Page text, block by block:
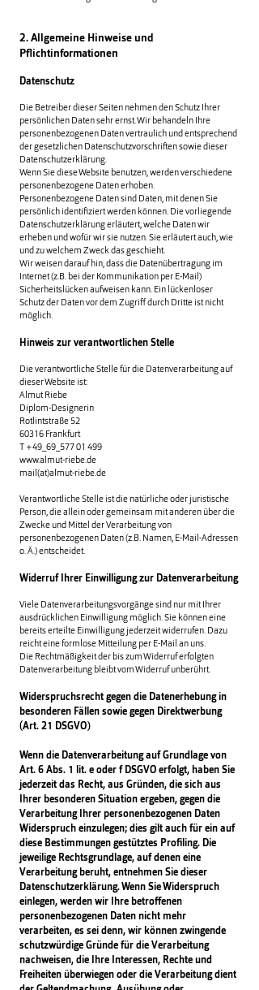
2. Allgemeine Hinweise und
Pflichtinformationen
Datenschutz
Die Betreiber dieser Seiten nehmen den Schutz Ihrer
persönlichen Daten sehr ernst. Wir behandeln Ihre
personenbezogenen Daten vertraulich und entsprechend
der gesetzlichen Datenschutzvorschriften sowie dieser
Datenschutzerklärung.
Wenn Sie diese Website benutzen, werden verschiedene
personenbezogene Daten erhoben.
Personenbezogene Daten sind Daten, mit denen Sie
persönlich identifiziert werden können. Die vorliegende
Datenschutzerklärung erläutert, welche Daten wir
erheben und wofür wir sie nutzen. Sie erläutert auch, wie
und zu welchem Zweck das geschieht.
Wir weisen darauf hin, dass die Datenübertragung im
Internet (z.B. bei der Kommunikation per E-Mail)
Sicherheitslücken aufweisen kann. Ein lückenloser
Schutz der Daten vor dem Zugriff durch Dritte ist nicht
möglich.
Hinweis zur verantwortlichen Stelle
Die verantwortliche Stelle für die Datenverarbeitung auf
dieser Website ist:
Almut Riebe
Diplom-Designerin
Rotlintstraße 52
60316 Frankfurt
T +49_69_577 01 499
www.almut-riebe.de
mail(at)almut-riebe.de
Verantwortliche Stelle ist die natürliche oder juristische
Person, die allein oder gemeinsam mit anderen über die
Zwecke und Mittel der Verarbeitung von
personenbezogenen Daten (z.B. Namen, E-Mail-Adressen
o. Ä.) entscheidet.
Widerruf Ihrer Einwilligung zur Datenverarbeitung
Viele Datenverarbeitungsvorgänge sind nur mit Ihrer
ausdrücklichen Einwilligung möglich. Sie können eine
bereits erteilte Einwilligung jederzeit widerrufen. Dazu
reicht eine formlose Mitteilung per E-Mail an uns.
Die Rechtmäßigkeit der bis zum Widerruf erfolgten
Datenverarbeitung bleibt vom Widerruf unberührt.
Widerspruchsrecht gegen die Datenerhebung in
besonderen Fällen sowie gegen Direktwerbung
(Art. 21 DSGVO)
Wenn die Datenverarbeitung auf Grundlage von
Art. 6 Abs. 1 lit. e oder f DSGVO erfolgt, haben Sie
jederzeit das Recht, aus Gründen, die sich aus
Ihrer besonderen Situation ergeben, gegen die
Verarbeitung Ihrer personenbezogenen Daten
Widerspruch einzulegen; dies gilt auch für ein auf
diese Bestimmungen gestütztes Profiling. Die
jeweilige Rechtsgrundlage, auf denen eine
Verarbeitung beruht, entnehmen Sie dieser
Datenschutzerklärung. Wenn Sie Widerspruch
einlegen, werden wir Ihre betroffenen
personenbezogenen Daten nicht mehr
verarbeiten, es sei denn, wir können zwingende
schutzwürdige Gründe für die Verarbeitung
nachweisen, die Ihre Interessen, Rechte und
Freiheiten überwiegen oder die Verarbeitung dient